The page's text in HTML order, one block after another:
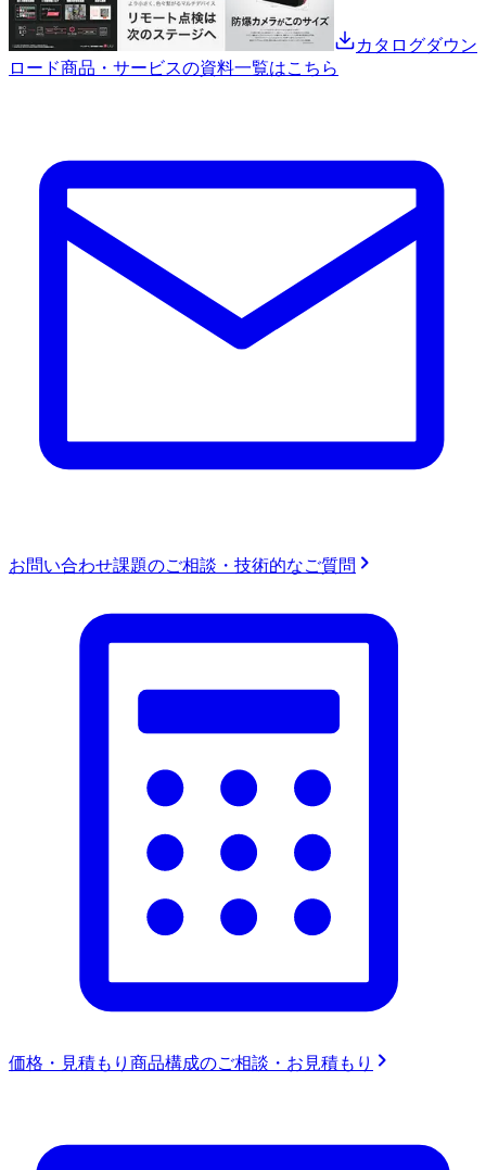
カタログダウン
ロード商品・サービスの資料一覧はこちら
お問い合わせ課題のご相談・技術的なご質問
価格・見積もり 商品構成のご相談・お見積もり